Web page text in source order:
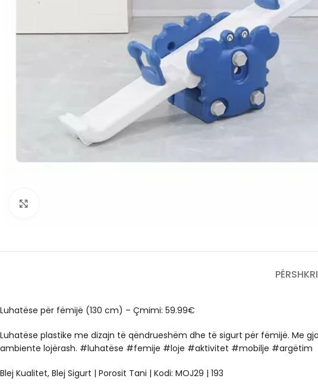
Luhatëse për fëmijë (130 cm) – Çmimi: 59.99€
Luhatëse plastike me dizajn të qëndrueshëm dhe të sigurt për fëmijë. Me
ambiente lojërash. #luhatëse #femije #loje #aktivitet #mobilje #argëtim
Blej Kualitet, Blej Sigurt | Porosit Tani | Kodi: MOJ29 | 193